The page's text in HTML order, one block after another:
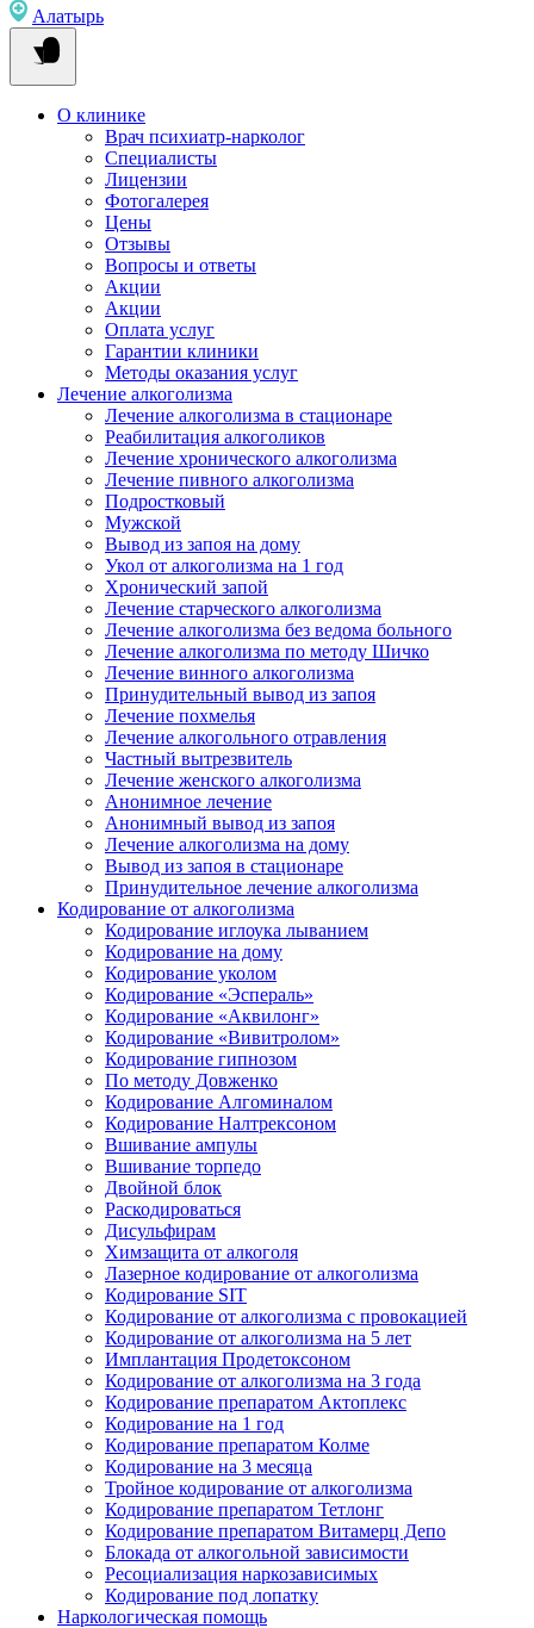
Алатырь
О клинике
Врач психиатр-нарколог
Специалисты
Лицензии
Фотогалерея
Цены
Отзывы
Вопросы и ответы
Акции
Акции
Оплата услуг
Гарантии клиники
Методы оказания услуг
Лечение алкоголизма
Лечение алкоголизма в стационаре
Реабилитация алкоголиков
Лечение хронического алкоголизма
Лечение пивного алкоголизма
Подростковый
Мужской
Вывод из запоя на дому
Укол от алкоголизма на 1 год
Хронический запой
Лечение старческого алкоголизма
Лечение алкоголизма без ведома больного
Лечение алкоголизма по методу Шичко
Лечение винного алкоголизма
Принудительный вывод из запоя
Лечение похмелья
Лечение алкогольного отравления
Частный вытрезвитель
Лечение женского алкоголизма
Анонимное лечение
Анонимный вывод из запоя
Лечение алкоголизма на дому
Вывод из запоя в стационаре
Принудительное лечение алкоголизма
Кодирование от алкоголизма
Кодирование иглоука лыванием
Кодирование на дому
Кодирование уколом
Кодирование «Эспераль»
Кодирование «Аквилонг»
Кодирование «Вивитролом»
Кодирование гипнозом
По методу Довженко
Кодирование Алгоминалом
Кодирование Налтрексоном
Вшивание ампулы
Вшивание торпедо
Двойной блок
Раскодироваться
Дисульфирам
Химзащита от алкоголя
Лазерное кодирование от алкоголизма
Кодирование SIT
Кодирование от алкоголизма с провокацией
Кодирование от алкоголизма на 5 лет
Имплантация Продетоксоном
Кодирование от алкоголизма на 3 года
Кодирование препаратом Актоплекс
Кодирование на 1 год
Кодирование препаратом Колме
Кодирование на 3 месяца
Тройное кодирование от алкоголизма
Кодирование препаратом Тетлонг
Кодирование препаратом Витамерц Депо
Блокада от алкогольной зависимости
Ресоциализация наркозависимых
Кодирование под лопатку
Наркологическая помощь